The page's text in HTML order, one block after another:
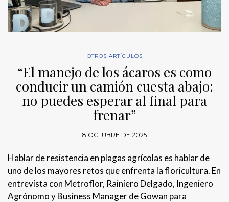
OTROS ARTÍCULOS
“El manejo de los ácaros es como
conducir un camión cuesta abajo:
no puedes esperar al final para
frenar”
8 OCTUBRE DE 2025
Hablar de resistencia en plagas agrícolas es hablar de
uno de los mayores retos que enfrenta la floricultura. En
entrevista con Metroflor, Rainiero Delgado, Ingeniero
Agrónomo y Business Manager de Gowan para